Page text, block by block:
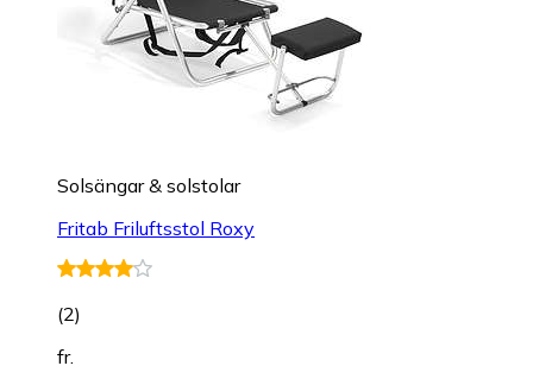
Solsängar & solstolar
Fritab Friluftsstol Roxy
(2)
fr.